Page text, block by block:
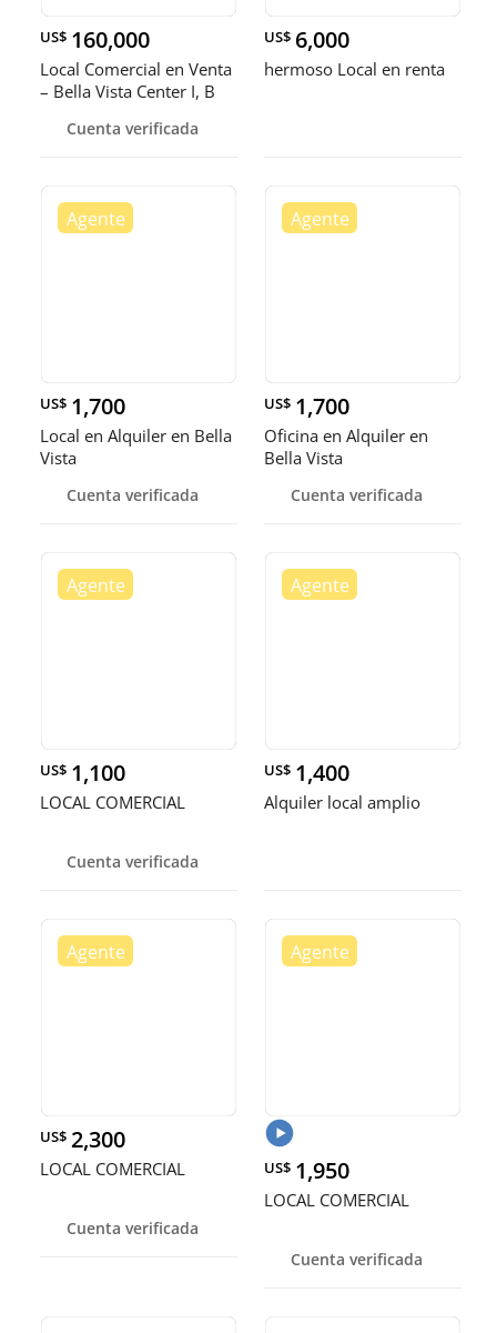
US$ 160,000
Local Comercial en Venta
– Bella Vista Center I, B
Cuenta verificada
US$ 6,000
hermoso Local en renta
US$ 1,700
Local en Alquiler en Bella
Vista
Cuenta verificada
US$ 1,700
Oficina en Alquiler en
Bella Vista
Cuenta verificada
US$ 1,100
LOCAL COMERCIAL
Cuenta verificada
US$ 1,400
Alquiler local amplio
US$ 2,300
LOCAL COMERCIAL
Cuenta verificada
US$ 1,950
LOCAL COMERCIAL
Cuenta verificada